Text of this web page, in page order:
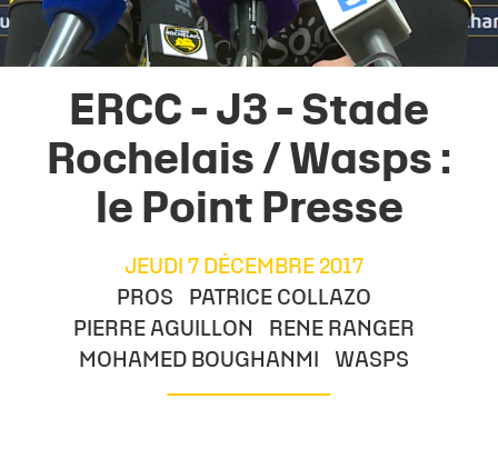
ERCC - J3 - Stade
Rochelais / Wasps :
le Point Presse
JEUDI 7 DÉCEMBRE 2017
PROS
PATRICE COLLAZO
PIERRE AGUILLON
RENE RANGER
MOHAMED BOUGHANMI
WASPS